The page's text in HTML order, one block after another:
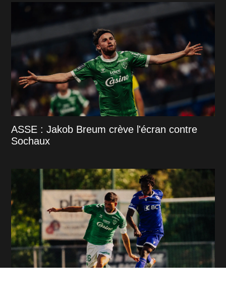
ASSE : Jakob Breum crève l'écran contre
Sochaux